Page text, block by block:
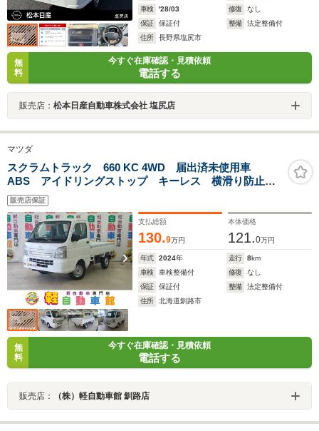
車検
'28/03 修復
なし
保証
保証付 整備
法定整備付
住所
長野県塩尻市
無
料
今すぐ在庫確認・見積依頼
電話する
販売店： 松本日産自動車株式会社 塩尻店
マツダ
スクラムトラック 660 KC 4WD 届出済未使用車
ABS アイドリングストップ キーレス 横滑り防止装
置 フル装備 Wエアバック
販売店保証
支払総額
130.9万円
本体価格
121.0万円
年式 2024年 走行 8km
車検
車検整備付 修復
なし
保証
保証付 整備
法定整備付
住所
北海道釧路市
無
料
今すぐ在庫確認・見積依頼
電話する
販売店： （株）軽自動車館 釧路店